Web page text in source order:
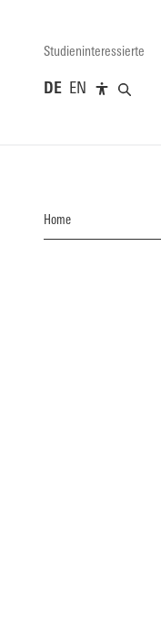
Studieninteressierte
DE EN
Home